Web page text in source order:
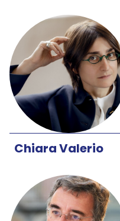
Chiara Valerio